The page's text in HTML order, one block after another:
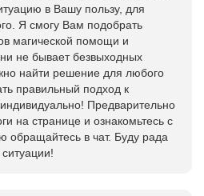
в Вашу пользу, для
Я смогу Вам подобрать
магической помощи и
не бывает безвыходных
найти решение для любого
правильный подход к
Предварительно
на странице и ознакомьтесь с
в чат. Буду рада